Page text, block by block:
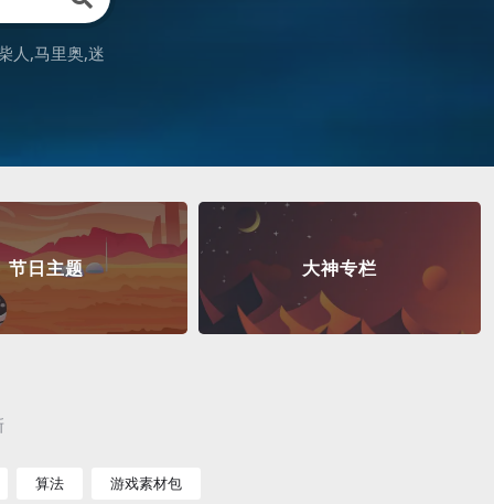
人 马里奥 迷
节日主题 大神专栏
算法 游戏素材包